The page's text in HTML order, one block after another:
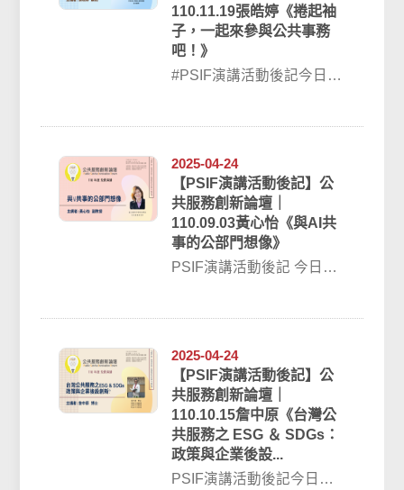
110.11.19張皓婷《捲起袖
子，一起來參與公共事務
吧！》
#PSIF演講活動後記今日
2025-04-24
【PSIF演講活動後記】公
共服務創新論壇｜
110.09.03黃心怡《與AI共
事的公部門想像》
PSIF演講活動後記 今日
2025-04-24
【PSIF演講活動後記】公
共服務創新論壇｜
110.10.15詹中原《台灣公
共服務之 ESG ＆ SDGs：
政策與企業後設...
PSIF演講活動後記今日